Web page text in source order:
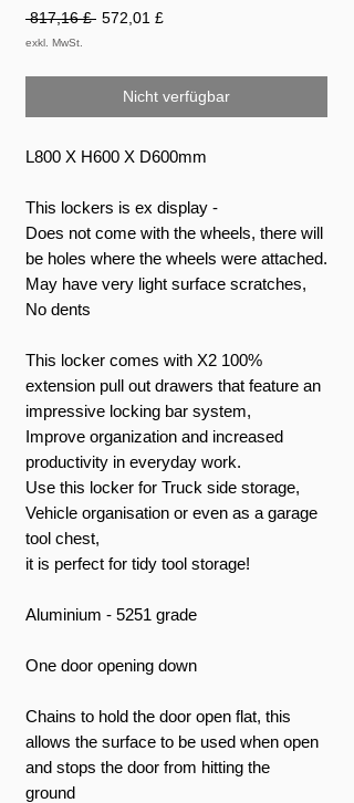
817,16 £ Standardpreis
572,01 £
exkl. MwSt.
Nicht verfügbar
L800 X H600 X D600mm
This lockers is ex display -
Does not come with the wheels, there will
be holes where the wheels were attached.
May have very light surface scratches,
No dents
This locker comes with X2 100%
extension pull out drawers that feature an
impressive locking bar system,
Improve organization and increased
productivity in everyday work.
Use this locker for Truck side storage,
Vehicle organisation or even as a garage
tool chest,
it is perfect for tidy tool storage!
Aluminium - 5251 grade
One door opening down
Chains to hold the door open flat, this
allows the surface to be used when open
and stops the door from hitting the
ground